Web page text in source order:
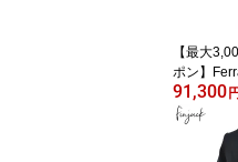
【最大
ポン】
ンテ】コ
ファー
MOSICO
RTUFO
91,300